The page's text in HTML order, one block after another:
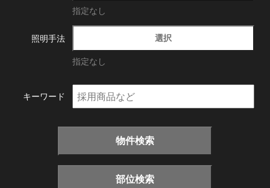
指定なし
照明手法 選択
指定なし
キーワード
物件検索
部位検索